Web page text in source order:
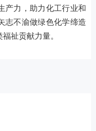
产力，助力化工行业和
志不渝做绿色化学缔造
祉贡献力量。